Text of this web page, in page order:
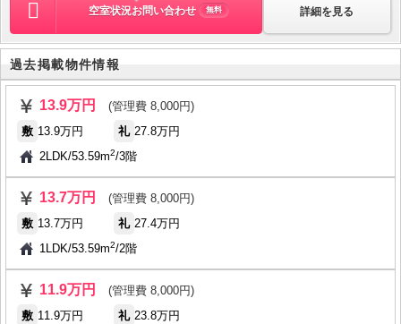
詳細を見る
空室状況お問い合わせ 無料
過去掲載物件情報
13.9万円
(管理費 8,000円)
敷 13.9万円 礼 27.8万円
2LDK/53.59m2/3階
13.7万円
(管理費 8,000円)
敷 13.7万円 礼 27.4万円
1LDK/53.59m2/2階
11.9万円
(管理費 8,000円)
敷 11.9万円 礼 23.8万円